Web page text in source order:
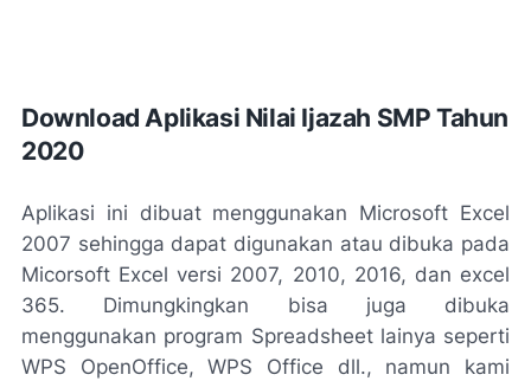
Download Aplikasi Nilai Ijazah SMP Tahun
2020
Aplikasi ini dibuat menggunakan Microsoft Excel
2007 sehingga dapat digunakan atau dibuka pada
Micorsoft Excel versi 2007, 2010, 2016, dan excel
365. Dimungkingkan bisa juga dibuka
menggunakan program Spreadsheet lainya seperti
WPS OpenOffice, WPS Office dll., namun kami